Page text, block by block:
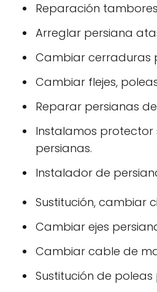
Reparación
Arreglar persiana
Cambiar cerraduras
Cambiar flejes,
Reparar persianas
Instalamos
persianas.
Instalador de
Sustitución, cambiar
Cambiar ejes
Cambiar cable de
Sustitución de poleas